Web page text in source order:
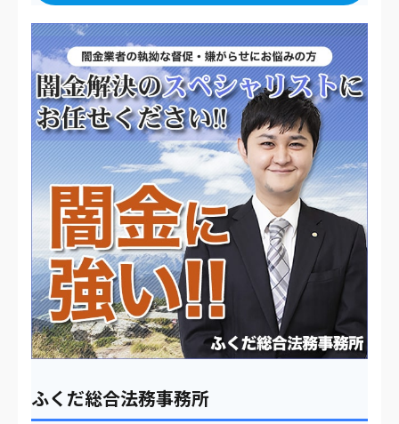
ふくだ総合法務事務所